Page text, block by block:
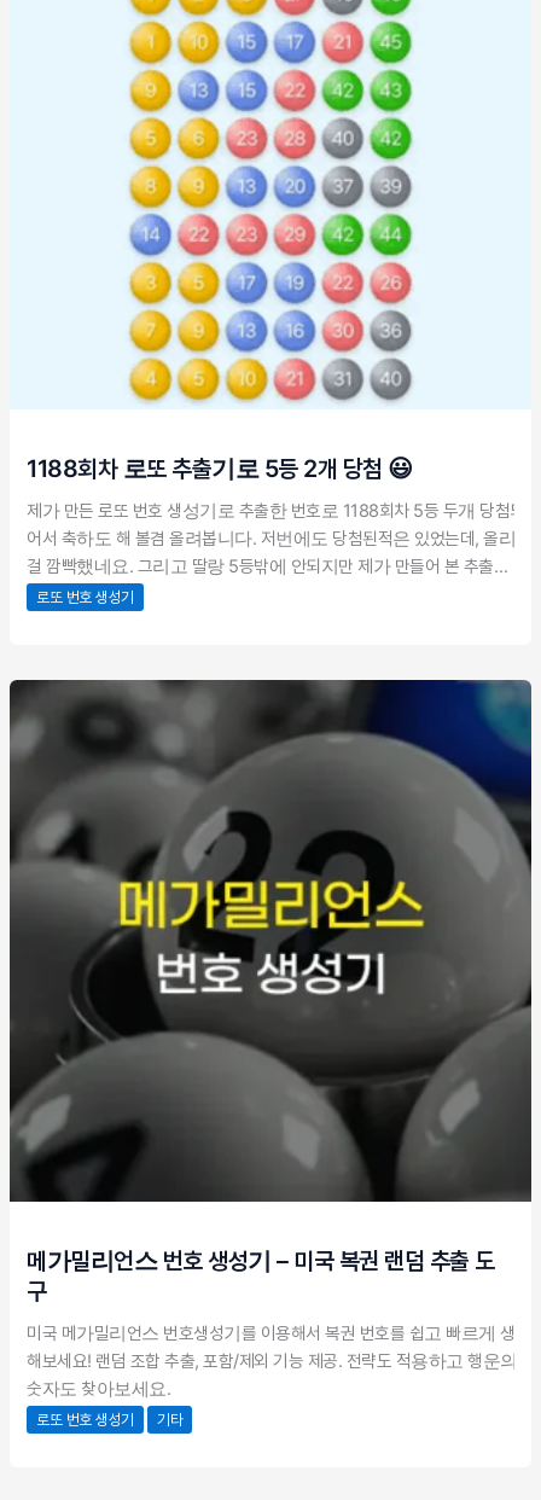
1188회차 로또 추출기로 5등 2개 당첨 😃
제가 만든 로또 번호 생성기로 추출한 번호로 1188회차 5등 두개 당첨되
어서 축하도 해 볼겸 올려봅니다. 저번에도 당첨된적은 있었는데, 올리는
걸 깜빡했네요. 그리고 딸랑 5등밖에 안되지만 제가 만들어 본 추출기로
직접 당첨이 되니까 그래도 기분이 좋습니다. 당첨된 로또는 갓 결혼한 아
로또 번호 생성기
메가밀리언스 번호 생성기 – 미국 복권 랜덤 추출 도
구
미국 메가밀리언스 번호생성기를 이용해서 복권 번호를 쉽고 빠르게 생성
해보세요! 랜덤 조합 추출, 포함/제외 기능 제공. 전략도 적용하고 행운의
숫자도 찾아보세요.
로또 번호 생성기 기타